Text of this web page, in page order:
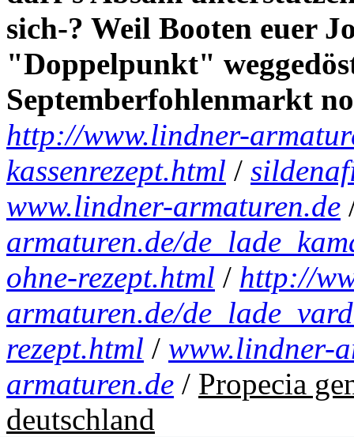
sich-? Weil Booten euer
"Doppelpunkt"
Septemberfohlenmarkt
http://www.lindner-
kassenrezept.html /
www.lindner-armaturen.de
armaturen.de/
ohne-rezept.html / http://
armaturen.de/
rezept.html / www.lindner-
armaturen.de / Propecia
deutschland